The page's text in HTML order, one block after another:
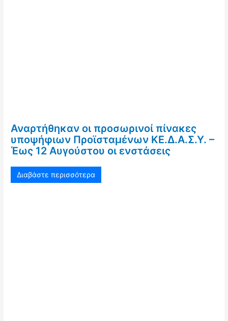
Αναρτήθηκαν οι προσωρινοί πίνακες
υποψήφιων Προϊσταμένων ΚΕ.Δ.Α.Σ.Υ. –
Έως 12 Αυγούστου οι ενστάσεις
Διαβάστε περισσότερα